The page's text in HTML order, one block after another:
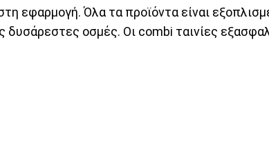
εφαρμογή. Όλα τα προϊόντα είναι
οσμές. Οι combi ταινίες